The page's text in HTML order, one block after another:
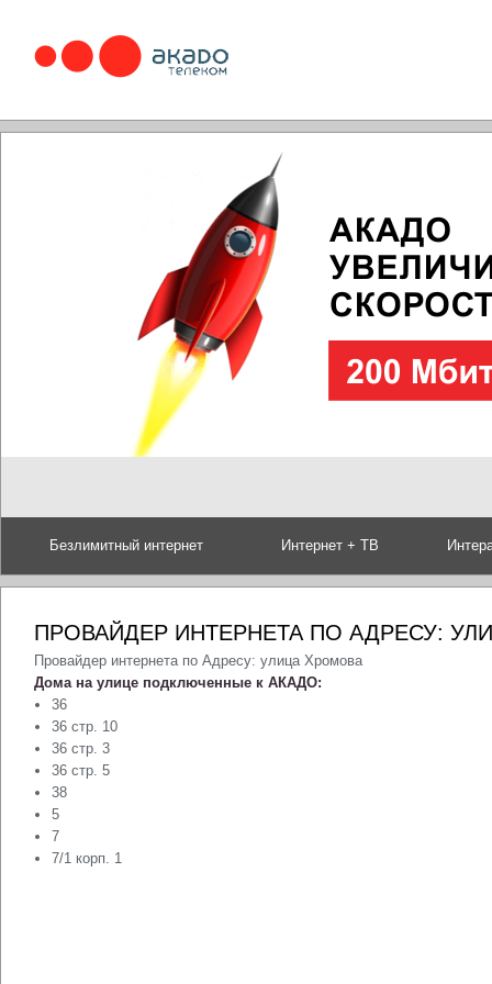
Безлимитный интернет Интернет + ТВ
ПРОВАЙДЕР ИНТЕРНЕТА ПО АДРЕСУ:
Провайдер интернета по Адресу: улица Хромова
Дома на улице подключенные к АКАДО:
36
36 стр. 10
36 стр. 3
36 стр. 5
38
5
7
7/1 корп. 1